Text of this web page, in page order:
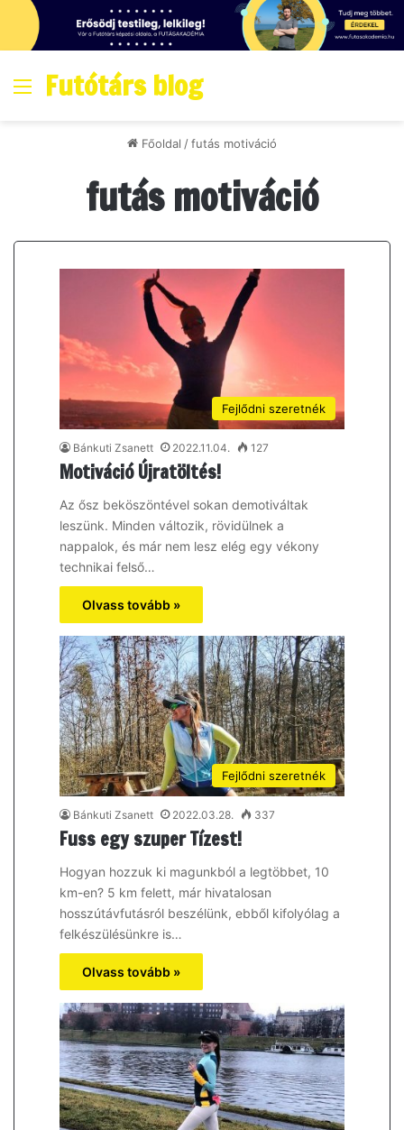
Menő
Futótárs blog
Főoldal /futás motiváció
futás motiváció
Fejlődni szeretnék
Bánkuti Zsanett 2022.11.04. 127
Motiváció Újratöltés!
Az ősz beköszöntével sokan demotiváltak
leszünk. Minden változik, rövidülnek a
nappalok, és már nem lesz elég egy vékony
technikai felső…
Olvass tovább »
Fejlődni szeretnék
Bánkuti Zsanett 2022.03.28. 337
Fuss egy szuper Tízest!
Hogyan hozzuk ki magunkból a legtöbbet, 10
km-en? 5 km felett, már hivatalosan
hosszútávfutásról beszélünk, ebből kifolyólag a
felkészülésünkre is…
Olvass tovább »